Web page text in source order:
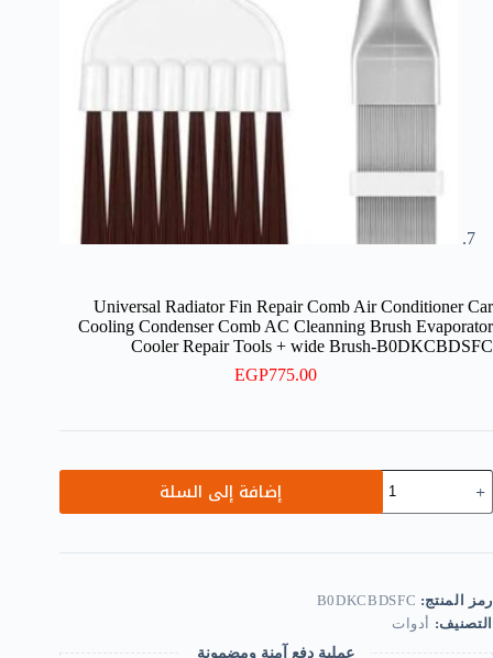
Universal Radiator Fin Repair Comb Air Conditioner Car
Cooling Condenser Comb AC Cleanning Brush Evaporator
Cooler Repair Tools + wide Brush-B0DKCBDSFC
EGP775.00
Universal
Radiator
Repair
Conditioner
Car
إضافة إلى السلة
رمز المنتج: B0DKCBDSFC
التصنيف: أدوات
عملية دفع آمنة ومضمونة